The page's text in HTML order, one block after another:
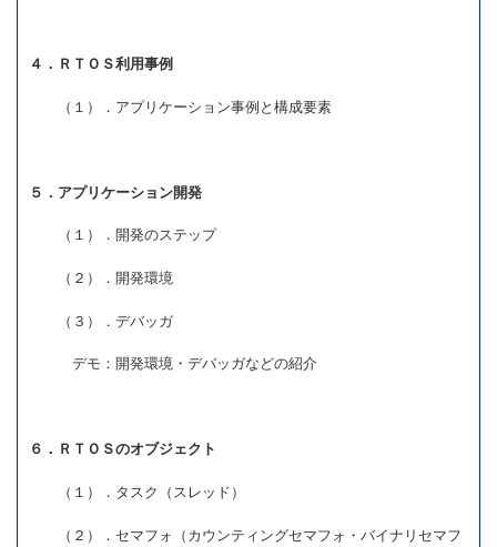
４．ＲＴＯＳ利用事例
（１）．アプリケーション事例と構成要素
５．アプリケーション開発
（１）．開発のステップ
（２）．開発環境
（３）．デバッガ
デモ：開発環境・デバッガなどの紹介
６．ＲＴＯＳのオブジェクト
（１）．タスク（スレッド）
（２）．セマフォ（カウンティングセマフォ・バイナリセマフ